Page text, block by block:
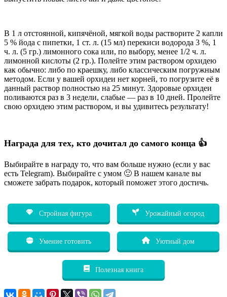
В 1 л отстоянной, кипячёной, мягкой воды растворите 2 капли
5 % йода с пипетки, 1 ст. л. (15 мл) перекиси водорода 3 %, 1
ч. л. (5 гр.) лимонного сока или, по выбору, менее 1/2 ч. л.
лимонной кислоты (2 гр.). Полейте этим раствором орхидею
как обычно: либо по краешку, либо классическим погружным
методом. Если у вашей орхидеи нет корней, то погрузите её в
данный раствор полностью на 25 минут. Здоровые орхидеи
поливаются раз в 3 недели, слабые — раз в 10 дней. Пролейте
свою орхидею этим раствором, и вы удивитесь результату!
Награда для тех, кто дочитал до самого конца 👍
Выбирайте в награду то, что вам больше нужно (если у вас
есть Telegram). Выбирайте с умом 🙂 В нашем канале вы
сможете забрать подарок, который поможет этого достичь.
Стройная фигура Урожайный огород
Умение готовить Уютный дом
Полезная книга